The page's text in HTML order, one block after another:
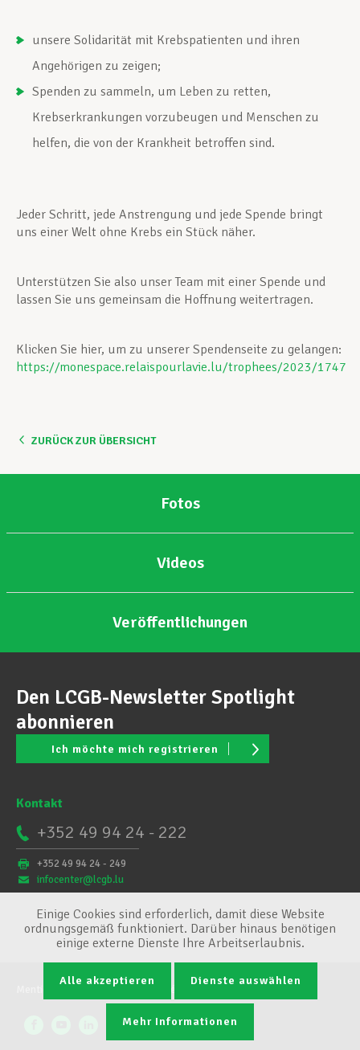
unsere Solidarität mit Krebspatienten und ihren
Angehörigen zu zeigen;
Spenden zu sammeln, um Leben zu retten,
Krebserkrankungen vorzubeugen und Menschen zu
helfen, die von der Krankheit betroffen sind.
Jeder Schritt, jede Anstrengung und jede Spende bringt
uns einer Welt ohne Krebs ein Stück näher.
Unterstützen Sie also unser Team mit einer Spende und
lassen Sie uns gemeinsam die Hoffnung weitertragen.
Klicken Sie hier, um zu unserer Spendenseite zu gelangen:
https://monespace.relaispourlavie.lu/trophees/2023/1747
ZURÜCK ZUR ÜBERSICHT
Fotos
Videos
Veröffentlichungen
Den LCGB-Newsletter Spotlight
abonnieren
Ich möchte mich registrieren
Kontakt
+352 49 94 24 - 222
+352 49 94 24 - 249
infocenter@lcgb.lu
Conditions générales
Einige Cookies sind erforderlich, damit diese Website
ordnungsgemäß funktioniert. Darüber hinaus benötigen
einige externe Dienste Ihre Arbeitserlaubnis.
Alle akzeptieren Dienste auswählen
Mehr Informationen